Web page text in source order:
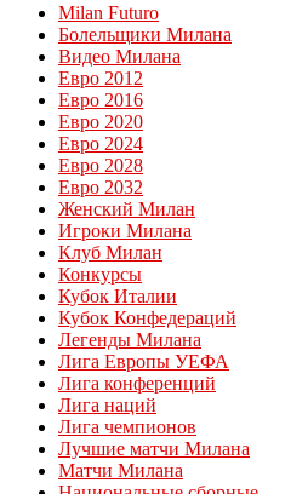
Milan Futuro
Болельщики Милана
Видео Милана
Евро 2012
Евро 2016
Евро 2020
Евро 2024
Евро 2028
Евро 2032
Женский Милан
Игроки Милана
Клуб Милан
Конкурсы
Кубок Италии
Кубок Конфедераций
Легенды Милана
Лига Европы УЕФА
Лига конференций
Лига наций
Лига чемпионов
Лучшие матчи Милана
Матчи Милана